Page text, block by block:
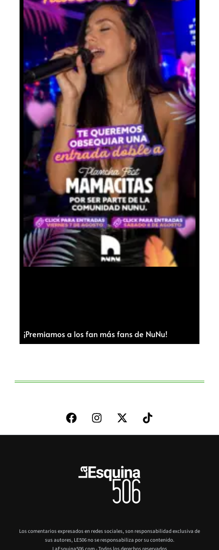
¡Premiamos a los fan más fans de NuNu!
Los comentarios expresados en redes sociales, son responsabilidad exclusiva de
sus autores, LE506 no se responsabiliza por su contenido.